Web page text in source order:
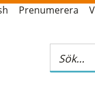
Prenumerera